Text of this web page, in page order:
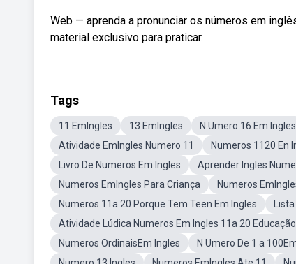
Web — aprenda a pronunciar os números em
material exclusivo para praticar.
Tags
11 EmIngles 13 EmIngles N Umero 16 Em Ingles
Atividade EmIngles Numero 11
Numeros 1120 En
Livro De Numeros Em Ingles
Aprender Ingles
Numeros EmIngles Para Criança
Numeros
Numeros 11a 20 Porque Tem Teen Em Ingles
Atividade Lúdica Numeros Em Ingles 11a 20
Numeros OrdinaisEm Ingles
N Umero De 1 a